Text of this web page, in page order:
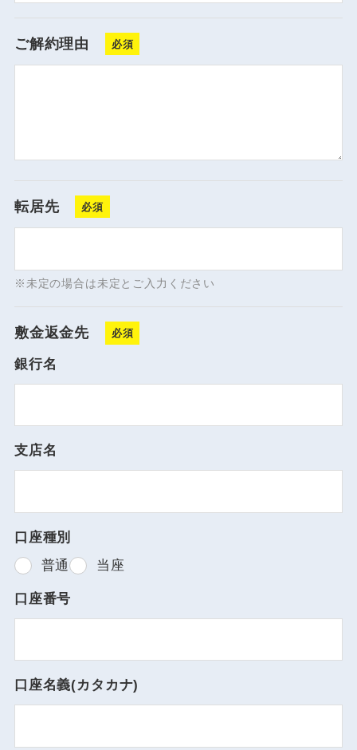
ご解約理由
転居先
※未定の場合は未定とご入力ください
敷金返金先
銀行名
支店名
口座種別
普通
当座
口座番号
口座名義(カタカナ)